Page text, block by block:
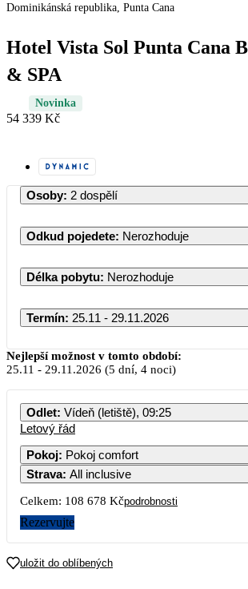
Dominikánská republika, Punta Cana
Hotel Vista Sol Punta Cana
& SPA
Novinka
54 339 Kč
Osoby: 2 dospělí
Odkud pojedete: Nerozhoduje
Délka pobytu: Nerozhoduje
Termín: 25.11 - 29.11.2026
Listopad 2026
PO ÚT ST ČT PÁ
2 3
77 619
16
Nejlepší možnost v tomto období:
25.11 - 29.11.2026 (5 dní, 4 noci)
Odlet: Vídeň (letiště), 09:25
Letový řád
Pokoj: Pokoj comfort
Strava: All inclusive
Celkem: 108 678 Kčpodrobnosti
Rezervujte
uložit do oblíbených